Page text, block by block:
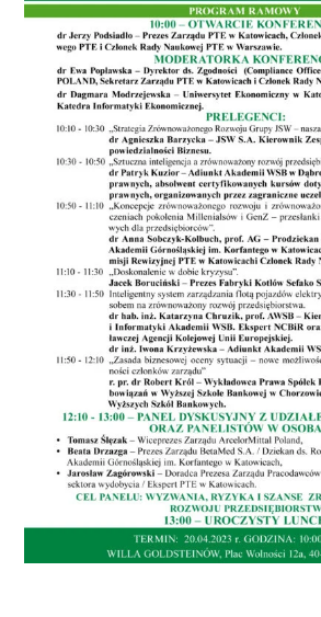
NASI EKSPERCI
GALERIA
SĄD ARBITRAŻOWY
KOMITETY
MARKA ŚLĄSKIE
KONTAKT